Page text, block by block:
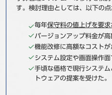
BBSグループネットワーク
お問い
す。検討理由としては、以下の点
毎年保守料の値上げを要求
バージョンアップ料金が高
機能改修に高額なコストが
システム設定や画面操作面
手頃な価格で現行システ
トウェアの提案を受けた。